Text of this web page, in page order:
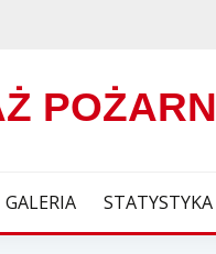
GALERIA STATYSTYKA